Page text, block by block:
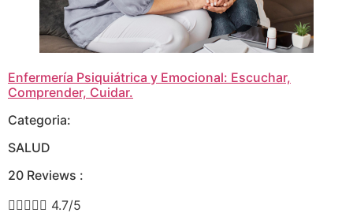
Enfermería Psiquiátrica y Emocional: Escuchar,
Comprender, Cuidar.
Categoria:
SALUD
20 Reviews :
 4.7/5